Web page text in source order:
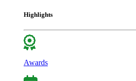
Highlights
Awards